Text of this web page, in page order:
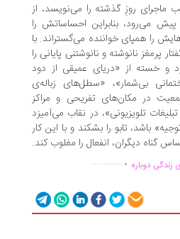
روزِ گذشته را می‌نویسد، از
بنابراین احساساتش را
خواننده می‌گستراند. با
نانوشته و نانوشتنی پایانی را
از «دریای عمیقی از دود
«سطل‌های زباله‌ی
مکان‌های تفریحی و مراکز
در نقاب می‌آمیزد
تابو را بشکند و با این کار
انفعال را مغلوب کند.
................